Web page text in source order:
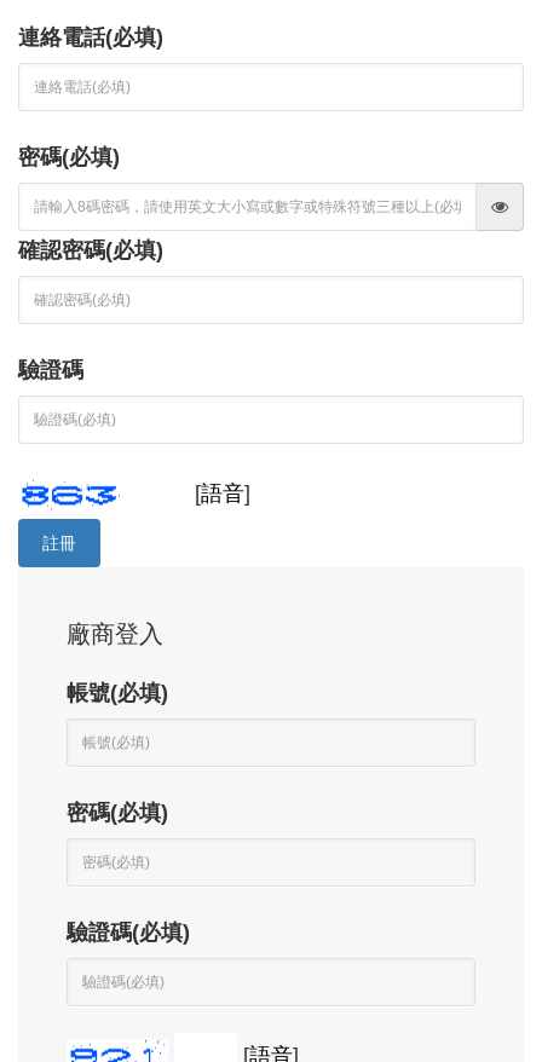
連絡電話(必填)
密碼(必填)
確認密碼(必填)
驗證碼
[語音]
註冊
廠商登入
帳號(必填)
密碼(必填)
驗證碼(必填)
[語音]